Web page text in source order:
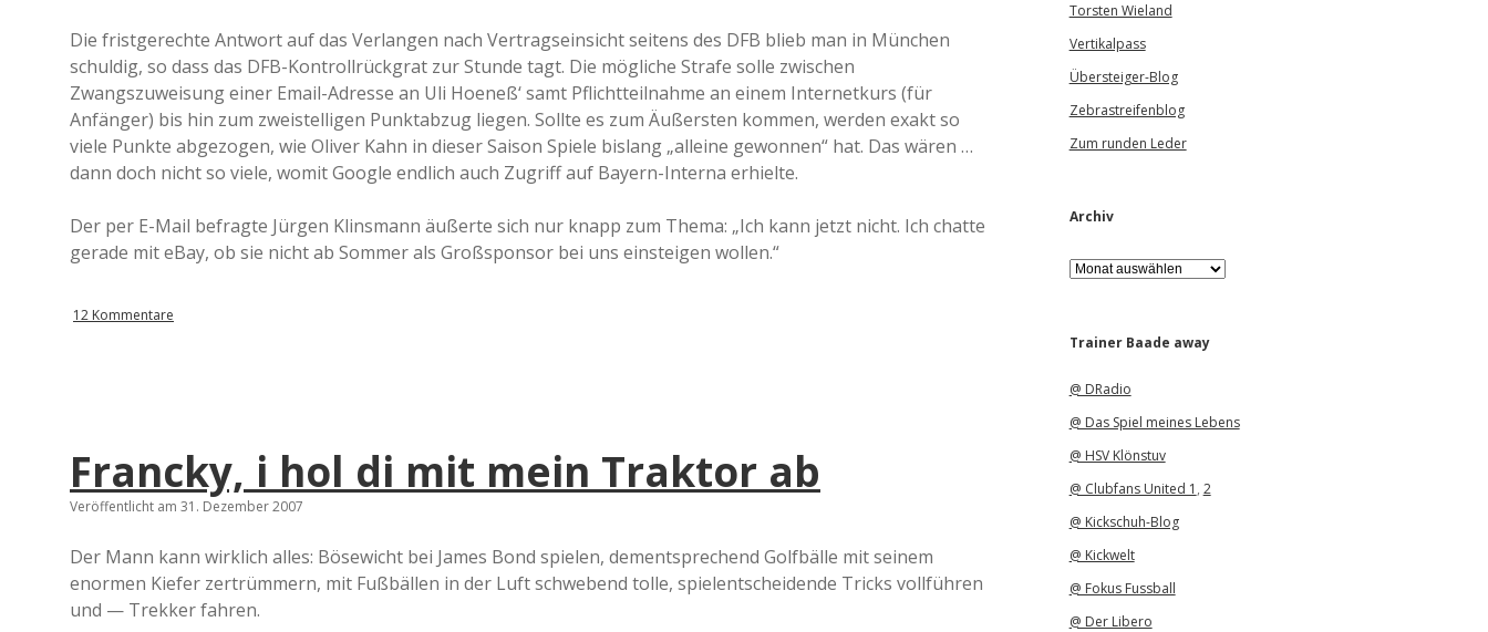
Die fristgerechte Antwort auf das Verlangen nach Vertragseinsicht seitens des DFB blieb man in München
schuldig, so dass das DFB-Kontrollrückgrat zur Stunde tagt. Die mögliche Strafe solle zwischen
Zwangszuweisung einer Email-Adresse an Uli Hoeneß‘ samt Pflichtteilnahme an einem Internetkurs (für
Anfänger) bis hin zum zweistelligen Punktabzug liegen. Sollte es zum Äußersten kommen, werden exakt so
viele Punkte abgezogen, wie Oliver Kahn in dieser Saison Spiele bislang „alleine gewonnen“ hat. Das wären …
dann doch nicht so viele, womit Google endlich auch Zugriff auf Bayern-Interna erhielte.
Der per E-Mail befragte Jürgen Klinsmann äußerte sich nur knapp zum Thema: „Ich kann jetzt nicht. Ich chatte
gerade mit eBay, ob sie nicht ab Sommer als Großsponsor bei uns einsteigen wollen.“
12 Kommentare
Francky, i hol di mit mein Traktor ab
Veröffentlicht am 31. Dezember 2007
Der Mann kann wirklich alles: Bösewicht bei James Bond spielen, dementsprechend Golfbälle mit seinem
enormen Kiefer zertrümmern, mit Fußbällen in der Luft schwebend tolle, spielentscheidende Tricks vollführen
und — Trekker fahren.
Torsten Wieland
Vertikalpass
Übersteiger-Blog
Zebrastreifenblog
Zum runden Leder
Archiv
A
r
iTrainer Baade away
@ DRadio
@ Das Spiel meines Lebens
@ HSV Klönstuv
@ Clubfans United 1 , 2
@ Kickschuh-Blog
@ Kickwelt
@ Fokus Fussball
@ Der Libero